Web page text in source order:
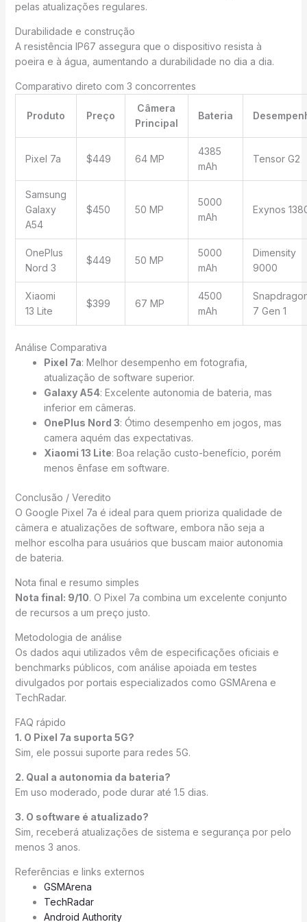
pelas atualizações regulares.
Durabilidade e construção
A resistência IP67 assegura que o dispositivo resista à
poeira e à água, aumentando a durabilidade no dia a dia.
Comparativo direto com 3 concorrentes
Produto Preço
Câmera
Principal
Bateria
Pixel 7a $449 64 MP
4385
mAh
Tensor G2
Samsung
Galaxy
A54
$450 50 MP
5000
mAh
Exynos
OnePlus
Nord 3
$449 50 MP
5000
mAh
Dimensity
9000
Xiaomi
13 Lite
$399 67 MP
4500
mAh
7 Gen 1
Análise Comparativa
Pixel 7a: Melhor desempenho em fotografia,
atualização de software superior.
Galaxy A54: Excelente autonomia de bateria, mas
inferior em câmeras.
OnePlus Nord 3: Ótimo desempenho em jogos, mas
camera aquém das expectativas.
Xiaomi 13 Lite: Boa relação custo-benefício, porém
menos ênfase em software.
Conclusão / Veredito
O Google Pixel 7a é ideal para quem prioriza qualidade de
câmera e atualizações de software, embora não seja a
melhor escolha para usuários que buscam maior autonomia
de bateria.
Nota final e resumo simples
Nota final: 9/10. O Pixel 7a combina um excelente conjunto
de recursos a um preço justo.
Metodologia de análise
Os dados aqui utilizados vêm de especificações oficiais e
benchmarks públicos, com análise apoiada em testes
divulgados por portais especializados como GSMArena e
TechRadar.
FAQ rápido
1. O Pixel 7a suporta 5G?
Sim, ele possui suporte para redes 5G.
2. Qual a autonomia da bateria?
Em uso moderado, pode durar até 1.5 dias.
3. O software é atualizado?
Sim, receberá atualizações de sistema e segurança por pelo
menos 3 anos.
Referências e links externos
GSMArena
TechRadar
Android Authority